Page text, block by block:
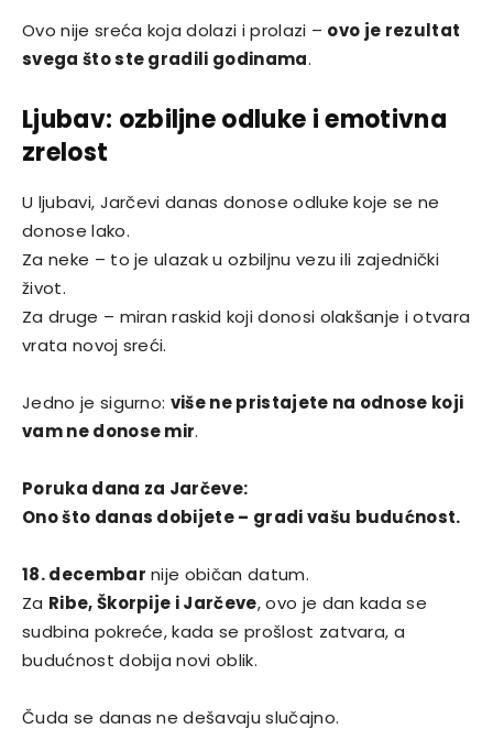
Ovo nije sreća koja dolazi i prolazi – ovo je rezultat
svega što ste gradili godinama.
Ljubav: ozbiljne odluke i emotivna
zrelost
U ljubavi, Jarčevi danas donose odluke koje se ne
donose lako.
Za neke – to je ulazak u ozbiljnu vezu ili zajednički
život.
Za druge – miran raskid koji donosi olakšanje i otvara
vrata novoj sreći.
Jedno je sigurno: više ne pristajete na odnose koji
vam ne donose mir.
Poruka dana za Jarčeve:
Ono što danas dobijete – gradi vašu budućnost.
18. decembar nije običan datum.
Za Ribe, Škorpije i Jarčeve, ovo je dan kada se
sudbina pokreće, kada se prošlost zatvara, a
budućnost dobija novi oblik.
Čuda se danas ne dešavaju slučajno.